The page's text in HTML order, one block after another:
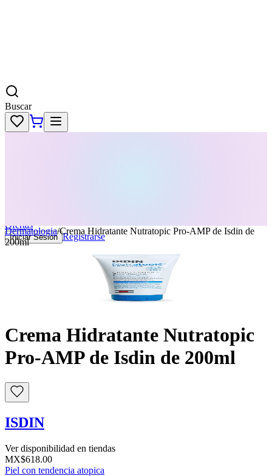
Buscar
Ofertas
Iniciar Sesion Registrarse
Dermatologia/Crema Hidratante Nutratopic Pro-AMP de Isdin de
200ml
Crema Hidratante Nutratopic
Pro-AMP de Isdin de 200ml
ISDIN
Ver disponibilidad en tiendas
MX$618.00
Piel con tendencia atopica